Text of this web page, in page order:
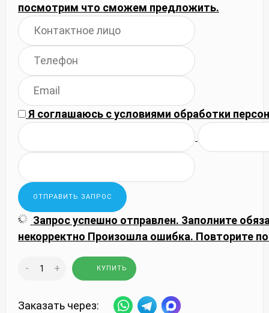
посмотрим что сможем предложить.
Я соглашаюсь сусловиями обработки
Запрос успешно отправлен. Заполните
некорректно Произошла ошибка. Повторите
- + КУПИТЬ
Заказать через: